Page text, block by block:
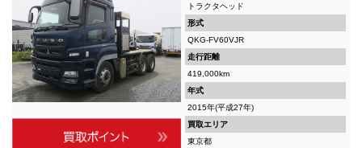
トラクタヘッド
形式
QKG-FV60VJR
走行距離
419,000km
年式
2015年(平成27年)
買取エリア
東京都